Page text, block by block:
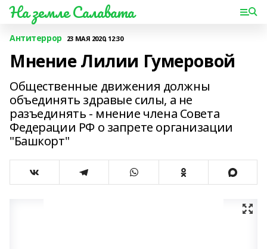
На земле Салавата
Антитеррор 23 МАЯ 2020, 12:30
Мнение Лилии Гумеровой
Общественные движения должны
объединять здравые силы, а не
разъединять - мнение члена Совета
Федерации РФ о запрете организации
"Башкорт"